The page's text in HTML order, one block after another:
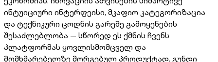
ინტუიციური ინტერფეისი, მკაფიო კატეგორიზაცია
და ტექნიკური ცოდნის გარეშე გამოყენების
შესაძლებლობა — სწორედ ეს ქმნის ჩვენს
პლატფორმას ყოვლისმომცველ და
მომხმარებელზე მორგებულ პროდუქტად. გუნდი